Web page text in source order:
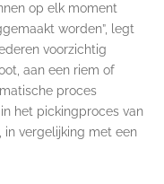
op elk moment
worden”, legt
voorzichtig
aan een riem of
proces
het pickingproces van
in vergelijking met een